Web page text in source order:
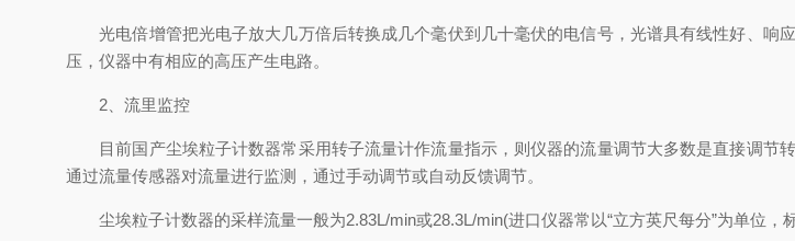
光电倍增管把光电子放大几万倍后转换成几个毫伏到几十毫伏的电信号，光谱具有线性好、响
压，仪器中有相应的高压产生电路。
2、流里监控
目前国产尘埃粒子计数器常采用转子流量计作流量指示，则仪器的流量调节大多数是直接调节
通过流量传感器对流量进行监测，通过手动调节或自动反馈调节。
尘埃粒子计数器的采样流量一般为2.83L/min或28.3L/min(进口仪器常以“立方英尺每分”为单位，